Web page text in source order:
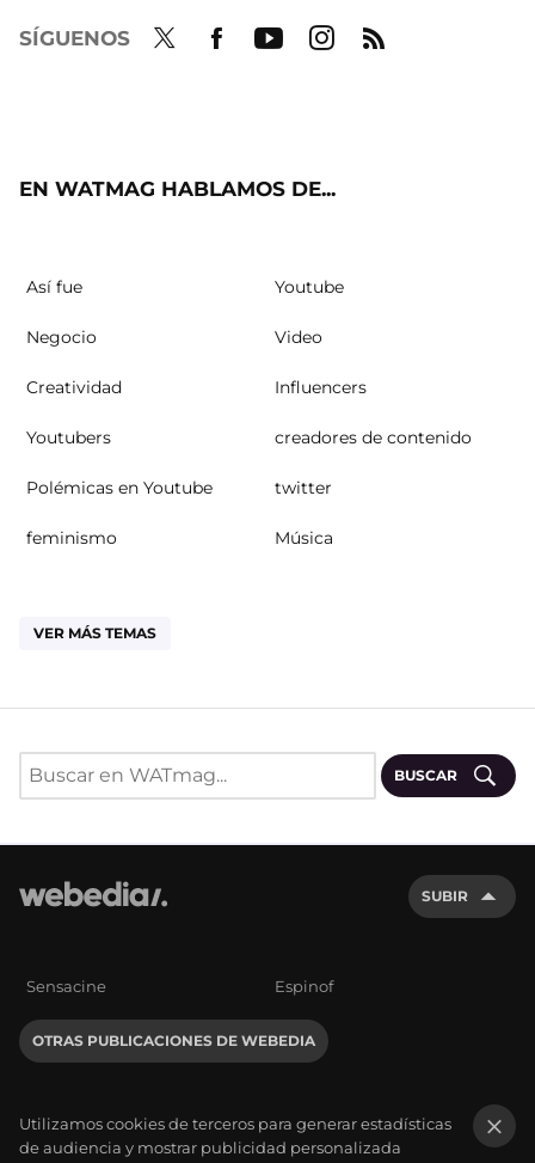
SÍGUENOS
EN WATMAG HABLAMOS DE...
Así fue Youtube
Negocio Video
Creatividad Influencers
Youtubers creadores de contenido
Polémicas en Youtube twitter
feminismo Música
VER MÁS TEMAS
BUSCAR
SUBIR
Sensacine Espinof
OTRAS PUBLICACIONES DE WEBEDIA
Utilizamos cookies de terceros para generar estadísticas
de audiencia y mostrar publicidad personalizada